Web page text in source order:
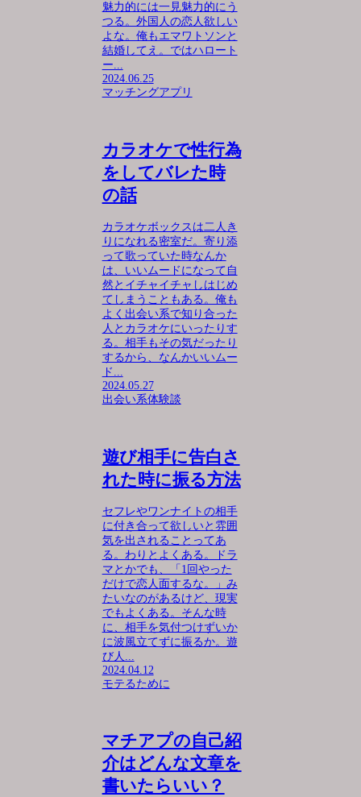
魅力的には一見魅力的にう
つる。外国人の恋人欲しい
よな。俺もエマワトソンと
結婚してえ。ではハロート
ー...
2024.06.25
マッチングアプリ
カラオケで性行為
をしてバレた時
の話
カラオケボックスは二人き
りになれる密室だ。寄り添
って歌っていた時なんか
は、いいムードになって自
然とイチャイチャしはじめ
てしまうこともある。俺も
よく出会い系で知り合った
人とカラオケにいったりす
る。相手もその気だったり
するから、なんかいいムー
ド...
2024.05.27
出会い系体験談
遊び相手に告白さ
れた時に振る方法
セフレやワンナイトの相手
に付き合って欲しいと雰囲
気を出されることってあ
る。わりとよくある。ドラ
マとかでも、「1回やった
だけで恋人面するな。」み
たいなのがあるけど、現実
でもよくある。そんな時
に、相手を気付つけずいか
に波風立てずに振るか。遊
び人...
2024.04.12
モテるために
マチアプの自己紹
介はどんな文章を
書いたらいい？